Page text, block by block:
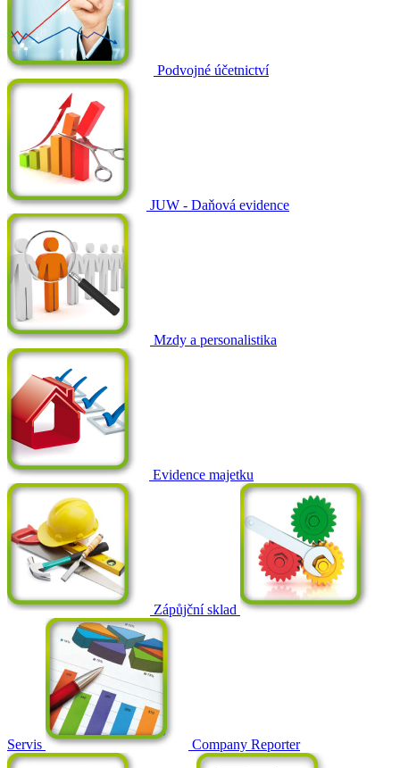
Podvojné účetnictví
JUW - Daňová evidence
Mzdy a personalistika
Evidence majetku
Zápůjční sklad
Servis Company Reporter